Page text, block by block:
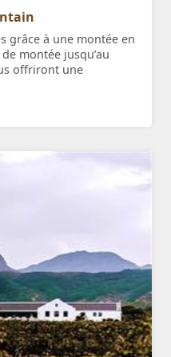
grâce à une montée en
montée jusqu’au
offriront une